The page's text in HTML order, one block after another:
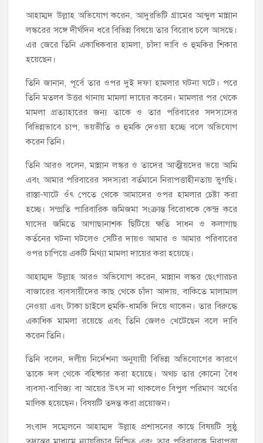
আহাম্মদ উল্লাহ অভিযোগ করেন, আদুরভিটি গ্রামের আব্দুল মান্নান
লস্করের সঙ্গে দীর্ঘদিন ধরে বিভিন্ন বিষয়ে তার বিরোধ চলে আসছে।
এর জেরে তিনি একাধিকবার হামলা, চাঁদা দাবি ও হুমকির শিকার
হয়েছেন।
তিনি জানান, পূর্বে তার ওপর দুই দফা হামলার ঘটনা ঘটে। পরে
তিনি মতলব উত্তর থানায় মামলা দায়ের করেন। মামলার পর থেকে
মামলা প্রত্যাহারের জন্য তাকে ও তার পরিবারের সদস্যদের
বিভিন্নভাবে চাপ, ভয়ভীতি ও হুমকি দেওয়া হচ্ছে বলে অভিযোগ
করেন তিনি।
তিনি আরও বলেন, মান্নান লস্কর ও তাদের আত্মীয়দের ভয়ে আমি
এবং আমার পরিবারের সদস্যরা বর্তমানে নিরাপত্তাহীনতায় ভুগছি।
রাস্তা-ঘাটে ওঁৎ পেতে থেকে আমাদের ওপর হামলার চেষ্টা করা
হচ্ছে। সম্প্রতি পারিবারিক জমিজমা সংক্রান্ত বিরোধকে কেন্দ্র করে
ঘাসের জমিতে আগাছানাশক ছিটিয়ে ক্ষতি সাধন ও কলাগাছ
কর্তনের ঘটনা ঘটলেও সেটির দায়ও আমার ও আমার পরিবারের
ওপর চাপিয়ে একটি মিথ্যা মামলা দায়ের করা হয়েছে।
আহাম্মদ উল্লাহ আরও অভিযোগ করেন, মান্নান লস্কর ছেংগারচর
বাজারের ব্যবসায়ীদের কাছ থেকে চাঁদা আদায়, বাকিতে মালামাল
নেওয়া এবং টাকা চাইলে হুমকি-ধামকি দিয়ে থাকেন। তার বিরুদ্ধে
একাধিক মামলা রয়েছে এবং তিনি জেলও খেটেছেন বলে দাবি
করেন তিনি।
তিনি বলেন, দলীয় নির্দেশনা অনুযায়ী বিভিন্ন অভিযোগের কারণে
তাকে দল থেকে বহিষ্কার করা হয়েছে। অথচ তার কোনো বৈধ
ব্যবসা-বাণিজ্য বা আয়ের উৎস না থাকলেও বিপুল পরিমাণ অর্থের
মালিক হয়েছেন। বিষয়টি তদন্ত করা প্রয়োজন।
সংবাদ সম্মেলনে আহাম্মদ উল্লাহ প্রশাসনের কাছে বিষয়টি সুষ্ঠু